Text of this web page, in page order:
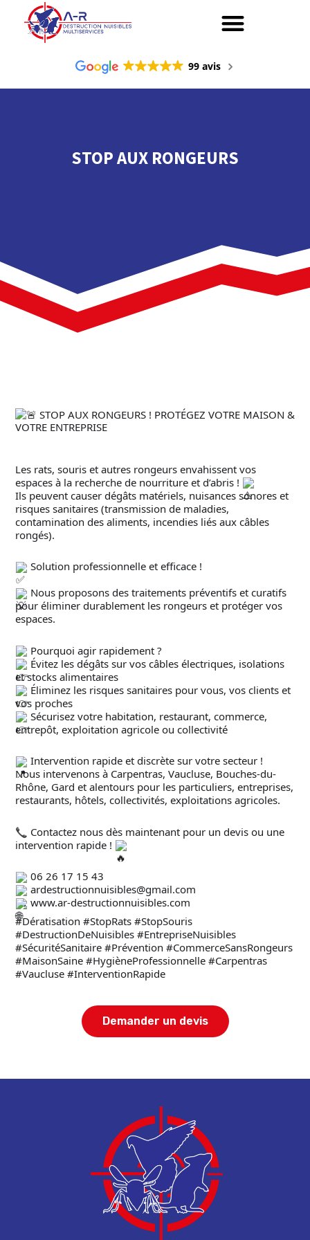
99 avis
STOP AUX RONGEURS
STOP AUX RONGEURS ! PROTÉGEZ VOTRE MAISON &
VOTRE ENTREPRISE
Les rats, souris et autres rongeurs envahissent vos
espaces à la recherche de nourriture et d’abris !
Ils peuvent causer dégâts matériels, nuisances sonores et
risques sanitaires (transmission de maladies,
contamination des aliments, incendies liés aux câbles
rongés).
Solution professionnelle et efficace !
Nous proposons des traitements préventifs et curatifs
pour éliminer durablement les rongeurs et protéger vos
espaces.
Pourquoi agir rapidement ?
Évitez les dégâts sur vos câbles électriques, isolations
et stocks alimentaires
Éliminez les risques sanitaires pour vous, vos clients et
vos proches
Sécurisez votre habitation, restaurant, commerce,
entrepôt, exploitation agricole ou collectivité
Intervention rapide et discrète sur votre secteur !
Nous intervenons à Carpentras, Vaucluse, Bouches-du-
Rhône, Gard et alentours pour les particuliers, entreprises,
restaurants, hôtels, collectivités, exploitations agricoles.
Contactez nous dès maintenant pour un devis ou une
intervention rapide !
06 26 17 15 43
ardestructionnuisibles@gmail.com
www.ar-destructionnuisibles.com
#Dératisation #StopRats #StopSouris
#DestructionDeNuisibles #EntrepriseNuisibles
#SécuritéSanitaire #Prévention #CommerceSansRongeurs
#MaisonSaine #HygièneProfessionnelle #Carpentras
#Vaucluse #InterventionRapide
Demander un devis